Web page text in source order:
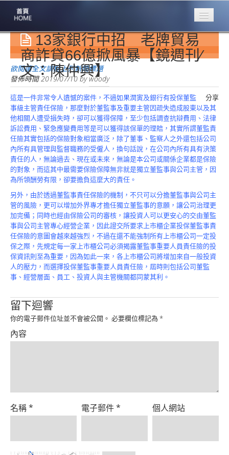
專業豐林
Professional
保險大家談
1386集
台灣商業保險
第一品牌
關於豐林
About
服務項目
Service
火災保額
估算系統
商品簡介
Product
13家銀行中招 老牌貿易
商詐貸66億掀風暴【鏡週刊∕
文：陳仲興】
欲閱讀全文請點上列新聞標題
發佈時間2019/07/10 bywoody
分享
這是一件非常令人遺憾的案件，不過如果潤寅及銀行有投保董監
事級主管責任保險，那麼對於董監事及重要主管因疏失造成股東以及其
他相關人遭受損失時，卻可以獲得保障，至少包括調查抗辯費用、法律
訴訟費用、緊急應變費用等是可以獲得該保單的理賠，其實所謂董監責
任險其實包括的保險對象相當廣泛，除了董事、監察人之外還包括公司
內所有具管理與監督職務的受僱人，換句話說，在公司內所有具有決策
責任的人，無論過去、現在或未來，無論是本公司或關係企業都是保險
的對象，而這其中最需要保險保障無非就是獨立董監事與公司主管，因
為所領酬勞有限，卻要擔負這麼大的責任。
另外，由於透過董監事責任保險的機制，不只可以分擔董監事與公司主
管的風險，更可以增加外界專才擔任獨立董監事的意願，讓公司治理更
加完備；同時也經由保險公司的審核，讓投資人可以更安心的交由董監
事與公司主管專心經營企業，因此證交所要求上市櫃企業投保董監事責
任保險的意圖會越來越強烈，不過在還不能強制所有上市櫃公司一定投
保之際，先規定每一家上市櫃公司必須揭露董監事重要人員責任險的投
保資訊則至為重要，因為如此一來，各上市櫃公司將增加來自一般投資
人的壓力，而選擇投保董監事重要人員責任險，屆時則包括公司董監
事、經營層面、員工、投資人與主管機關都同蒙其利。
留下迴響
你的電子郵件位址並不會被公開。 必要欄位標記為 *
內容
名稱* 電子郵件* 個人網站